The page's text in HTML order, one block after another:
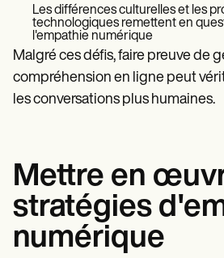
Les différences culturelles et les
technologiques remettent en
l'empathie numérique
Malgré ces défis, faire preuve de
compréhension en ligne peut
les conversations plus humaines.
Mettre en
stratégies
numérique